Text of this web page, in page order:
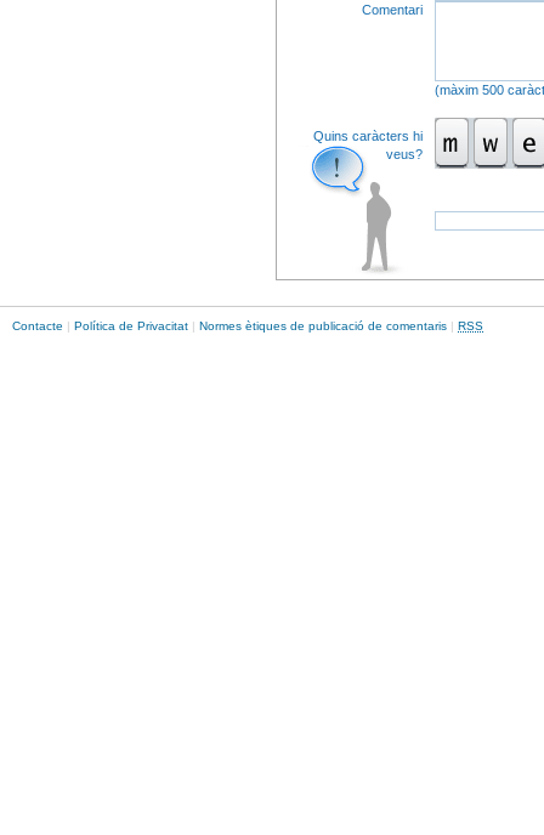
Comentari
(màxim 500
Quins caràcters hi
veus?
Contacte | Política de Privacitat | Normes ètiques de publicació de comentaris | RSS